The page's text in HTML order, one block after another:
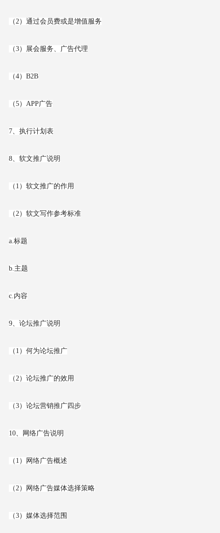
（2）通过会员费或是增值服务
（3）展会服务、广告代理
（4）B2B
（5）APP广告
7、执行计划表
8、软文推广说明
（1）软文推广的作用
（2）软文写作参考标准
a.标题
b.主题
c.内容
9、论坛推广说明
（1）何为论坛推广
（2）论坛推广的效用
（3）论坛营销推广四步
10、网络广告说明
（1）网络广告概述
（2）网络广告媒体选择策略
（3）媒体选择范围